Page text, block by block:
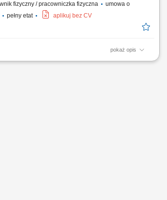
fizyczny / pracowniczka fizyczna
umowa o
pełny etat aplikuj bez CV
pokaż opis
Realizowanie wymiany oraz montowania